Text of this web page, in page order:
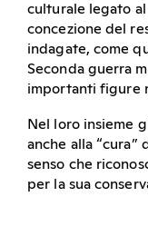
culturale legato
concezione del
indagate, come
Seconda guerra
importanti figure
Nel loro insieme
anche alla “cura”
senso che
per la sua